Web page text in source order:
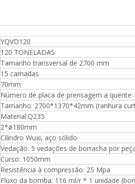
Pilha de
máquinas
material/
YQVD120
120 TONELADAS
Tamanho transversal de 2700 mm
15 camadas
70mm
Número de placa de prensagem a quente:
Tamanho: 2700*1370*42mm (ranhura
Material:Q235
2*ø180mm
Cilindro Wuxi, aço sólido
Vedação: 5 vedações de borracha por
Curso: 1050mm
Resistência à compressão: 25 Mpa
Fluxo da bomba: 116 ml/r * 1 unidade